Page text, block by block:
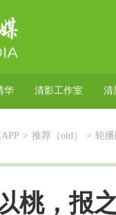
华 清影工作室 清
> 推荐（old） > 轮
桃，报